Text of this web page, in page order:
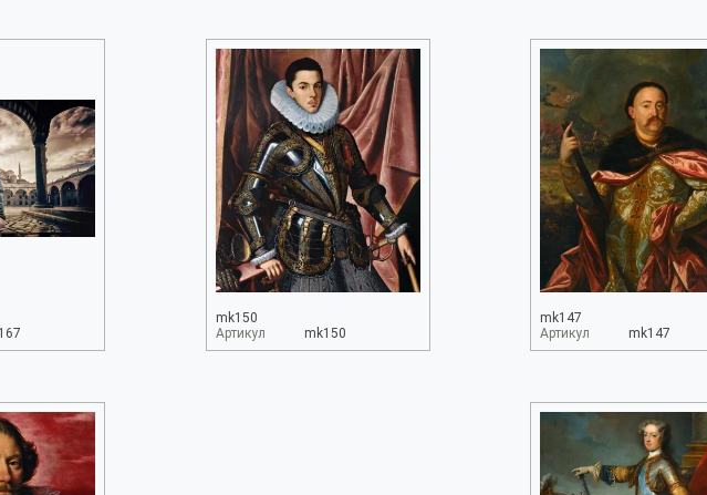
mk150
Артикул
mk150
mk147
Артикул
mk147